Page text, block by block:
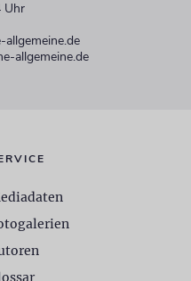
Uhr
allgemeine.de
allgemeine.de